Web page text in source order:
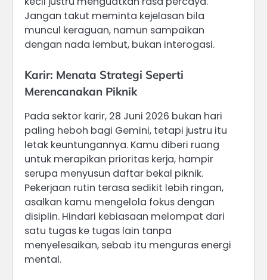
Jangan takut meminta kejelasan bila
muncul keraguan, namun sampaikan
dengan nada lembut, bukan interogasi.
Karir: Menata Strategi Seperti
Merencanakan Piknik
Pada sektor karir, 28 Juni 2026 bukan hari
paling heboh bagi Gemini, tetapi justru itu
letak keuntungannya. Kamu diberi ruang
untuk merapikan prioritas kerja, hampir
serupa menyusun daftar bekal piknik.
Pekerjaan rutin terasa sedikit lebih ringan,
asalkan kamu mengelola fokus dengan
disiplin. Hindari kebiasaan melompat dari
satu tugas ke tugas lain tanpa
menyelesaikan, sebab itu menguras energi
mental.